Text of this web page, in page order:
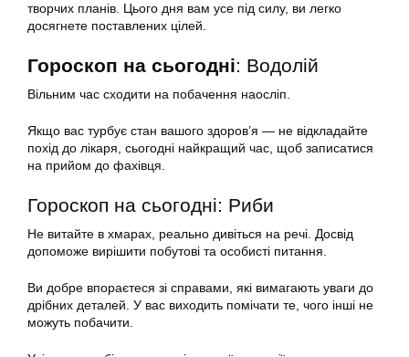
творчих планів. Цього дня вам усе під силу, ви легко
досягнете поставлених цілей.
Гороскоп на сьогодні: Водолій
Вільним час сходити на побачення наосліп.
Якщо вас турбує стан вашого здоров’я — не відкладайте
похід до лікаря, сьогодні найкращий час, щоб записатися
на прийом до фахівця.
Гороскоп на сьогодні: Риби
Не витайте в хмарах, реально дивіться на речі. Досвід
допоможе вирішити побутові та особисті питання.
Ви добре впораєтеся зі справами, які вимагають уваги до
дрібних деталей. У вас виходить помічати те, чого інші не
можуть побачити.